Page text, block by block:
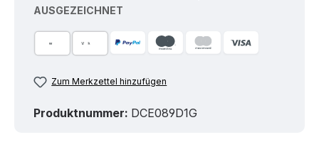
AUSGEZEICHNET
Zum Merkzettel hinzufügen
Produktnummer: DCE089D1G